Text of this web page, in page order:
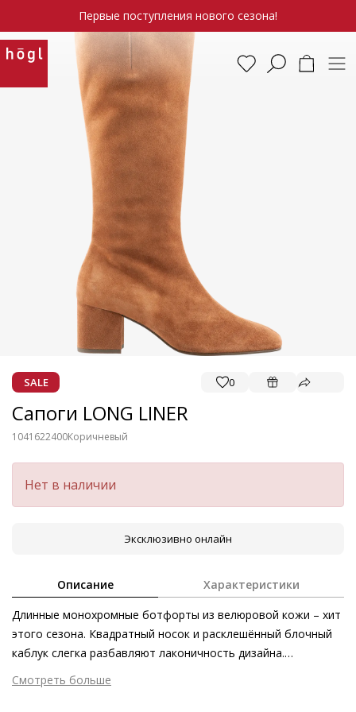
Первые поступления нового сезона!
SALE 0
Сапоги LONG LINER
1041622400Коричневый
Нет в наличии
Эксклюзивно онлайн
Описание Характеристики
Длинные монохромные ботфорты из велюровой кожи – хит
этого сезона. Квадратный носок и расклешённый блочный
каблук слегка разбавляют лаконичность дизайна.
Ботфорты LONGLINER от Högl станут великолепным
дополнением осенне-зимнего гардероба.
Смотреть больше